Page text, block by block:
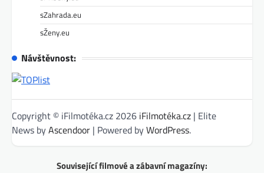
sZahrada.eu
sŽeny.eu
Návštěvnost:
Copyright © iFilmotéka.cz 2026 iFilmotéka.cz | Elite
News byAscendoor | Powered byWordPress.
Související filmové a zábavní magazíny: